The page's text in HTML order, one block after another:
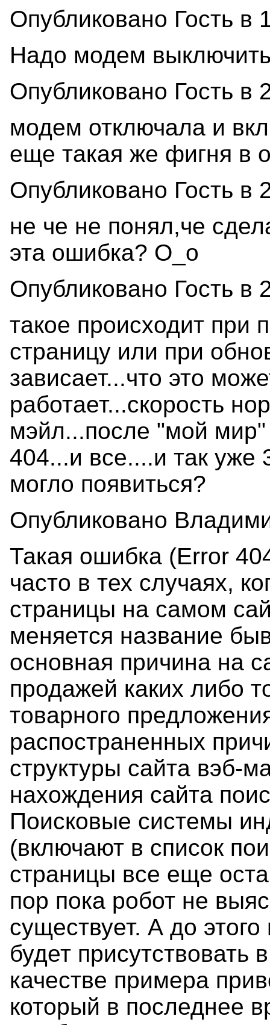
Опубликовано Гость в
Надо модем
Опубликовано Гость в
модем отключала и
еще такая же фигня в
Опубликовано Гость в
не че не понял,че
эта ошибка? О_о
Опубликовано Гость в
такое происходит при
страницу или при
зависает...что это
работает...скорость
мэйл...после "мой
404...и все....и так уже
могло появиться?
Опубликовано
Такая ошибка (Error
часто в тех случаях,
страницы на самом
меняется название
основная причина на
продажей каких либо
товарного
распостраненных
структуры сайта вэб-
нахождения сайта
Поисковые системы
(включают в список
страницы все еще
пор пока робот не
существует. А до
будет присутствовать
качестве примера
который в последнее